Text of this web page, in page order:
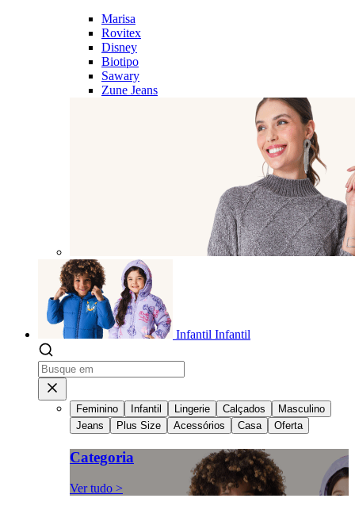
Marisa
Rovitex
Disney
Biotipo
Sawary
Zune Jeans
Infantil Infantil
Feminino Infantil Lingerie Calçados
Masculino
Jeans
Plus Size Acessórios Casa Oferta
Categoria
Ver tudo >